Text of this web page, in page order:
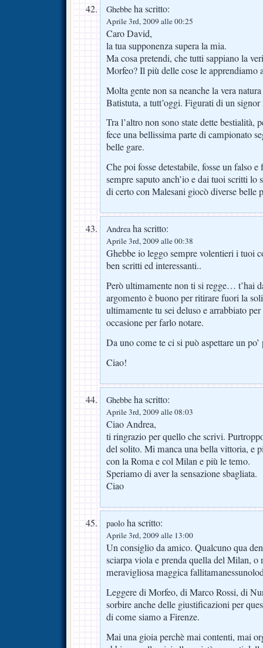
Ghebbe ha scritto:
Aprile 3rd, 2009 alle 00:25
Caro David,
la tua supponenza supera la mia.
Ma cosa pretendi, che tutti sappiano la
Morfeo? Il più delle cose le apprendiamo
Molta gente non sa neanche la vera
Batistuta, a tutt’oggi. Figurati di un
Tra l’altro non sono state dette bestialità,
fece una bellissima parte di campionato
belle gare.
Che poi fosse detestabile, fosse un falso
sempre saputo anch’io e dai tuoi scritti
di certo con Malesani giocò diverse belle
Andreaha scritto:
Aprile 3rd, 2009 alle 00:38
Ghebbe io leggo sempre volentieri i tuoi
ben scritti ed interessanti..
Però ultimamente non ti si regge… t’hai
argomento è buono per ritirare fuori la
ultimamente tu sei deluso e arrabbiato
occasione per farlo notare.
Da uno come te ci si può aspettare un
Ciao!
Ghebbe ha scritto:
Aprile 3rd, 2009 alle 08:03
Ciao Andrea,
ti ringrazio per quello che scrivi.
del solito. Mi manca una bella vittoria, e
con la Roma e col Milan e più le temo.
Speriamo di aver la sensazione sbagliata.
Ciao
paolo ha scritto:
Aprile 3rd, 2009 alle 13:00
Un consiglio da amico. Qualcuno qua
sciarpa viola e prenda quella del Milan, o
meravigliosa maggica
Leggere di Morfeo, di Marco Rossi, di
sorbire anche delle giustificazioni per
di come siamo a Firenze.
Mai una gioia perchè mai contenti, mai